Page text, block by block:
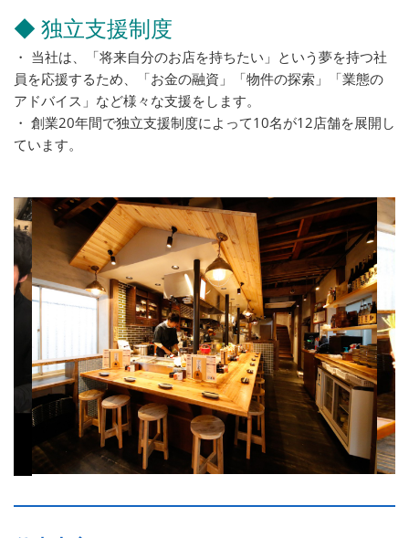
◆ 独立支援制度
・ 当社は、「将来自分のお店を持ちたい」という夢を持つ社
員を応援するため、「お金の融資」「物件の探索」「業態の
アドバイス」など様々な支援をします。
・ 創業20年間で独立支援制度によって10名が12店舗を展開し
ています。